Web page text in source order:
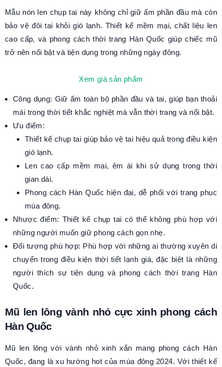
Mẫu nón len chụp tai này không chỉ giữ ấm phần đầu mà còn
bảo vệ đôi tai khỏi gió lạnh. Thiết kế mềm mại, chất liệu len
cao cấp, và phong cách thời trang Hàn Quốc giúp chiếc mũ
trở nên nổi bật và tiện dụng trong những ngày đông.
Xem giá sản phẩm
Công dụng: Giữ ấm toàn bộ phần đầu và tai, giúp bạn thoải
mái trong thời tiết khắc nghiệt mà vẫn thời trang và nổi bật.
Ưu điểm:
Thiết kế chụp tai giúp bảo vệ tai hiệu quả trong điều kiện
gió lạnh.
Len cao cấp mềm mại, êm ái khi sử dụng trong thời
gian dài.
Phong cách Hàn Quốc hiện đại, dễ phối với trang phục
mùa đông.
Nhược điểm: Thiết kế chụp tai có thể không phù hợp với
những người muốn giữ phong cách gọn nhẹ.
Đối tượng phù hợp: Phù hợp với những ai thường xuyên di
chuyển trong điều kiện thời tiết lạnh giá, đặc biệt là những
người thích sự tiện dụng và phong cách thời trang Hàn
Quốc.
Mũ len lông vành nhỏ cực xinh phong cách
Hàn Quốc
Mũ len lông với vành nhỏ xinh xắn mang phong cách Hàn
Quốc, đang là xu hướng hot của mùa đông 2024. Với thiết kế